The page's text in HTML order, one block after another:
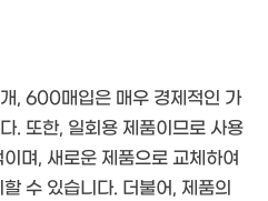
, 600매입은 매우 경제적인 가
. 또한, 일회용 제품이므로 사용
며, 새로운 제품으로 교체하여
수 있습니다. 더불어, 제품의